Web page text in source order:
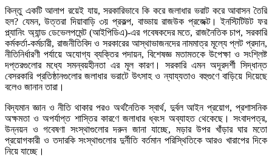
কিন্তু একটি আলাপ রয়েই যায়, সরকারিভাবে কি করে জলাধার ভরাট করে আবাসন তৈরি
হল? যেমন, উত্তরা দিয়াবাড়ি ৩য় প্রকল্প, বাড্ডায় রাজউক প্রজেক্ট। ইনস্টিটিউট ফর
প্ল্যানিং অ্যান্ড ডেভেলপমেন্ট (আইপিডিএ)-এর গবেষকদের মতে, রাজনৈতিক চাপ, সরকারি
কর্মকর্তা-কর্মচারী, রাজনীতিবিদ ও সরকারের আস্থাভাজনদের নামমাত্র মূল্যে প্লট প্রদান,
নীতিনির্ধারণী পর্যায়ে অযোগ্য ব্যক্তির পদায়ন, বিশেষজ্ঞ মতামতকে উপেক্ষা ও সংশ্লিষ্ট
দপ্তরগুলোর মধ্যে সমন্বয়হীনতা এর মূল কারণ। সরকারি এমন অদূরদর্শী সিদ্ধান্ত
বেসরকারি প্রতিষ্ঠানগুলোর জলাধার ভরাটে উৎসাহ ও ন্যায্যতাও বহুগুণে বাড়িয়ে দিয়েছে
বলেও জানান তারা।
বিদ্যমান জ্ঞান ও নীতি থাকার পরও অর্থনৈতিক স্বার্থ, দুর্বল আইন প্রয়োগ, প্রশাসনিক
অক্ষমতা ও অপর্যাপ্ত শাস্তির কারণে জলাধার ধ্বংস অব্যাহত থেকেছে। সংবাদপত্র,
উন্নয়ন ও গবেষণা সংস্থাগুলোর দরুন জানা যাচ্ছে, মড়ার উপর খাঁড়ার ঘার মতো
প্রয়োগকারী ও তদারকি সংস্থাগুলোর দুর্নীতি বর্তমান পরিস্থিতিকে আরও খারাপের দিকে
নিয়ে যাচ্ছে।